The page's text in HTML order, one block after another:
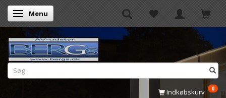
Skifte navigation
Menu
Indkøbskurv 0